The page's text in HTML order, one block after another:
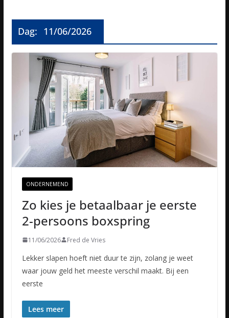
Dag: 11/06/2026
ONDERNEMEND
Zo kies je betaalbaar je eerste
2-persoons boxspring
11/06/2026 Fred de Vries
Lekker slapen hoeft niet duur te zijn, zolang je weet
waar jouw geld het meeste verschil maakt. Bij een
eerste
Lees meer